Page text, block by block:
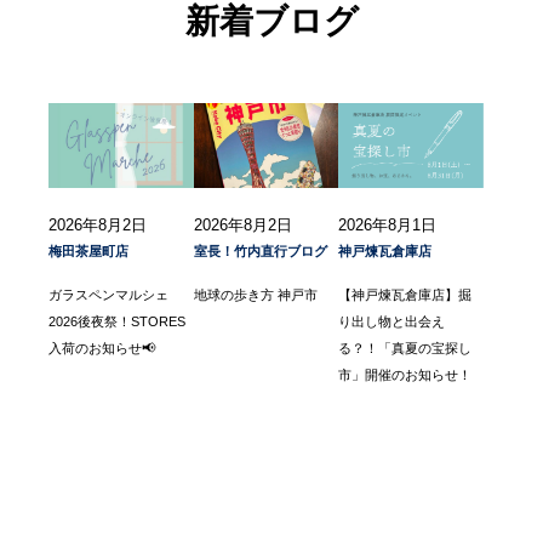
新着ブログ
2026年8月2日
梅田茶屋町店
ガラスペンマルシェ
2026後夜祭！STORES
入荷のお知らせ📢
2026年8月2日
室長！竹内直行ブログ
地球の歩き方 神戸市
2026年8月1日
神戸煉瓦倉庫店
【神戸煉瓦倉庫店】掘
り出し物と出会え
る？！「真夏の宝探し
市」開催のお知らせ！